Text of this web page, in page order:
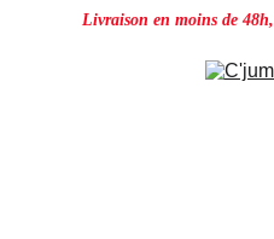
Livraison en moins de